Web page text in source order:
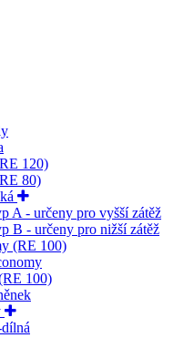
120)
80)
A - určeny pro vyšší zátěž
B - určeny pro nižší zátěž
(RE 100)
100)